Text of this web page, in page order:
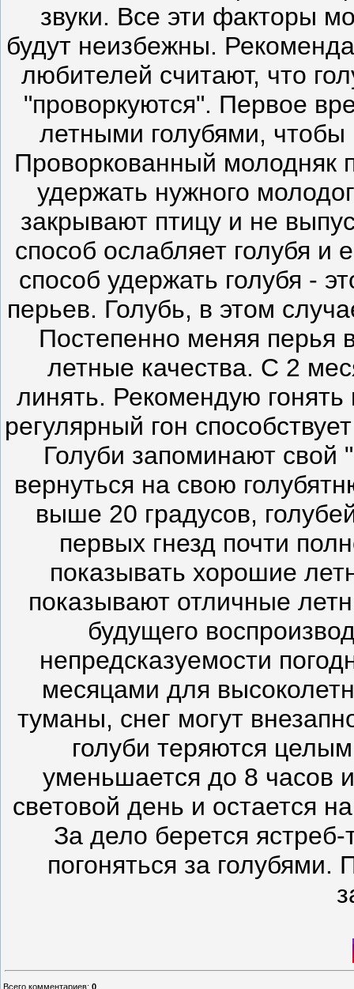
звуки. Все эти факторы
будут неизбежны.
любителей считают, что
"проворкуются". Первое
летными голубями,
Проворкованный молодняк
удержать нужного
закрывают птицу и не
способ ослабляет голубя и
способ удержать голубя -
перьев. Голубь, в этом
Постепенно меняя перья
летные качества. С 2
линять. Рекомендую гонять
регулярный гон
Голуби запоминают свой
вернуться на свою
выше 20 градусов,
первых гнезд почти
показывать хорошие
показывают отличные
будущего
непредсказуемости
месяцами для
туманы, снег могут
голуби теряются
уменьшается до 8 часов
световой день и остается
За дело берется
погоняться за
Всего комментариев: 0